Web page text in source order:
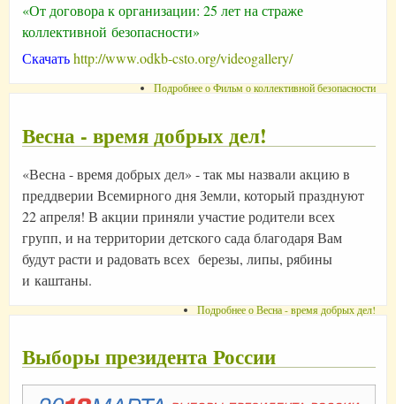
«От договора к организации: 25 лет на страже
коллективной безопасности»
Скачатьhttp://www.odkb-csto.org/videogallery/
Подробнеео Фильм о коллективной безопасности
Весна - время добрых дел!
«Весна - время добрых дел» - так мы назвали акцию в
преддверии Всемирного дня Земли, который празднуют
22 апреля! В акции приняли участие родители всех
групп, и на территории детского сада благодаря Вам
будут расти и радовать всех березы, липы, рябины
и каштаны.
Подробнеео Весна - время добрых дел!
Выборы президента России